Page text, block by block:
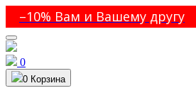
Вам и Вашему другу •
0
0 Корзина